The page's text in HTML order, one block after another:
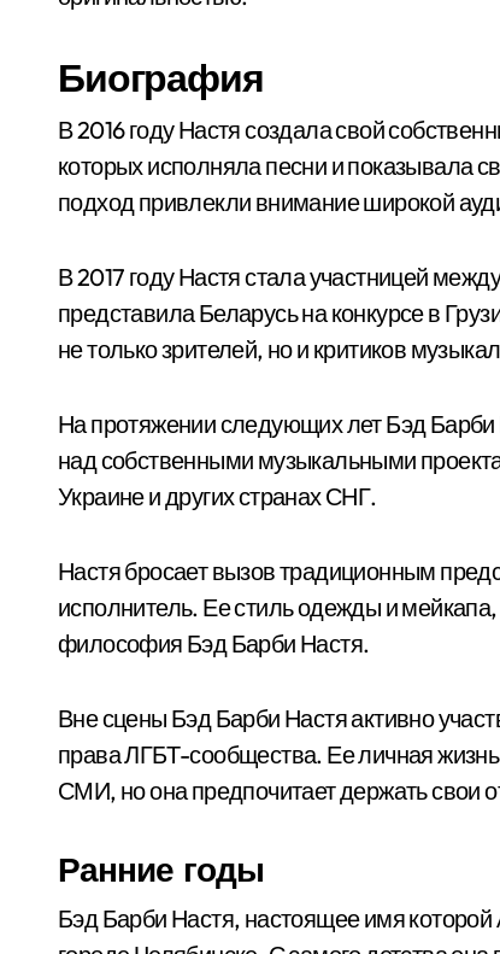
Биография
В 2016 году Настя создала свой
которых исполняла песни и показывала
подход привлекли внимание широкой
В 2017 году Настя стала участницей
представила Беларусь на конкурсе в
не только зрителей, но и критиков
На протяжении следующих лет Бэд Барби
над собственными музыкальными
Украине и других странах СНГ.
Настя бросает вызов традиционным
исполнитель. Ее стиль одежды и
философия Бэд Барби Настя.
Вне сцены Бэд Барби Настя активно
права ЛГБТ-сообщества. Ее личная
СМИ, но она предпочитает держать свои
Ранние годы
Бэд Барби Настя, настоящее имя